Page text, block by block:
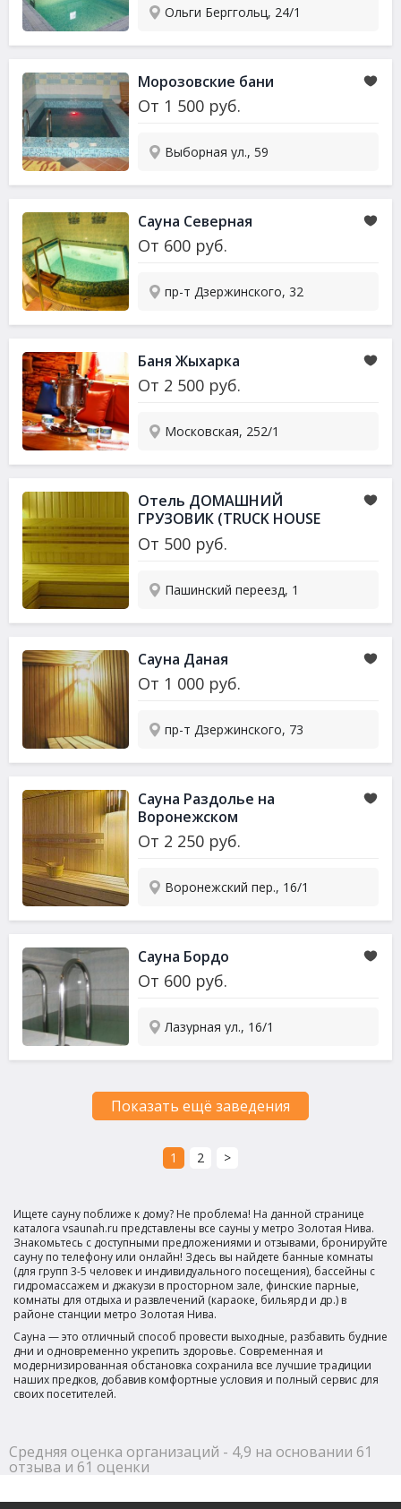
Ольги Берггольц, 24/1
Морозовские бани
От 1 500 руб.
Выборная ул., 59
Сауна Северная
От 600 руб.
пр-т Дзержинского, 32
Баня Жыхарка
От 2 500 руб.
Московская, 252/1
Отель ДОМАШНИЙ
ГРУЗОВИК (TRUCK HOUSE
hotel)
От 500 руб.
Пашинский переезд, 1
Сауна Даная
От 1 000 руб.
пр-т Дзержинского, 73
Сауна Раздолье на
Воронежском
От 2 250 руб.
Воронежский пер., 16/1
Сауна Бордо
От 600 руб.
Лазурная ул., 16/1
Показать ещё заведения
1 2 >
Ищете сауну поближе к дому? Не проблема! На данной странице
каталога vsaunah.ru представлены все сауны у метро Золотая Нива.
Знакомьтесь с доступными предложениями и отзывами, бронируйте
сауну по телефону или онлайн! Здесь вы найдете банные комнаты
(для групп 3-5 человек и индивидуального посещения), бассейны с
гидромассажем и джакузи в просторном зале, финские парные,
комнаты для отдыха и развлечений (караоке, бильярд и др.) в
районе станции метро Золотая Нива.
Сауна — это отличный способ провести выходные, разбавить будние
дни и одновременно укрепить здоровье. Современная и
модернизированная обстановка сохранила все лучшие традиции
наших предков, добавив комфортные условия и полный сервис для
своих посетителей.
Средняя оценка организаций - 4,9 на основании 61
отзыва и 61 оценки